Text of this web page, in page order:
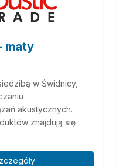
maty
w Świdnicy,
akustycznych.
znajdują się